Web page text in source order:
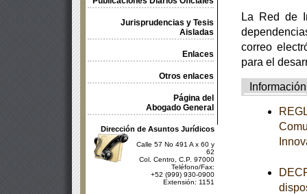
Jurisprudencias y Tesis
Aisladas
Enlaces
Otros enlaces
Página del
Abogado General
Dirección de Asuntos Jurídicos
Calle 57 No 491 A x 60 y
62
Col. Centro, C.P. 97000
Teléfono/Fax:
+52 (999) 930-0900
Extensión: 1151
La Red de
correo
para el
Información